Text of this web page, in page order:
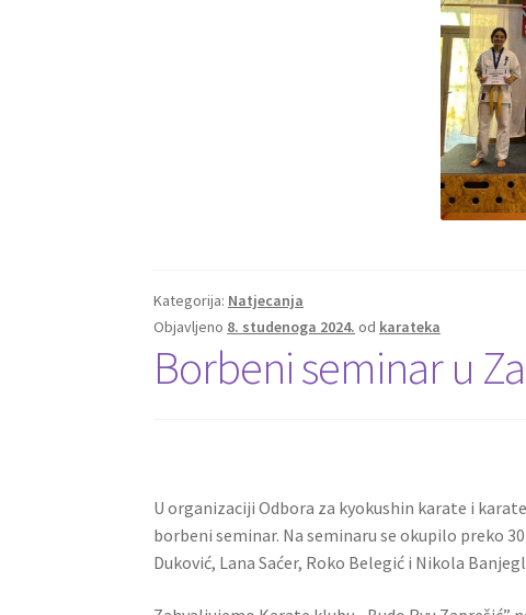
Kategorija: Natjecanja
Objavljeno 8. studenoga 2024. od karateka
Borbeni seminar u
U organizaciji Odbora za kyokushin karate i
borbeni seminar. Na seminaru se okupilo preko
Duković, Lana Saćer, Roko Belegić i Nikola